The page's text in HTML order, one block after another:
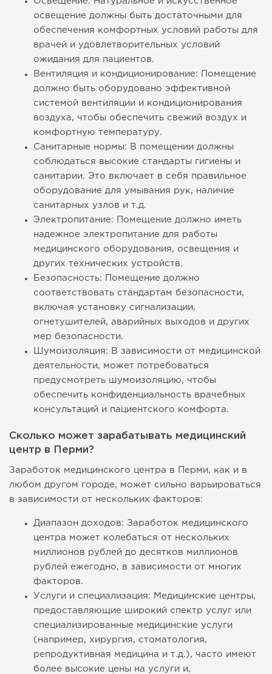
освещение должны быть достаточными для
обеспечения комфортных условий работы для
врачей и удовлетворительных условий
ожидания для пациентов.
Вентиляция и кондиционирование: Помещение
должно быть оборудовано эффективной
системой вентиляции и кондиционирования
воздуха, чтобы обеспечить свежий воздух и
комфортную температуру.
Санитарные нормы: В помещении должны
соблюдаться высокие стандарты гигиены и
санитарии. Это включает в себя правильное
оборудование для умывания рук, наличие
санитарных узлов и т.д.
Электропитание: Помещение должно иметь
надежное электропитание для работы
медицинского оборудования, освещения и
других технических устройств.
Безопасность: Помещение должно
соответствовать стандартам безопасности,
включая установку сигнализации,
огнетушителей, аварийных выходов и других
мер безопасности.
Шумоизоляция: В зависимости от медицинской
деятельности, может потребоваться
предусмотреть шумоизоляцию, чтобы
обеспечить конфиденциальность врачебных
консультаций и пациентского комфорта.
Сколько может зарабатывать медицинский
центр в Перми?
Заработок медицинского центра в Перми, как и в
любом другом городе, может сильно варьироваться
в зависимости от нескольких факторов:
Диапазон доходов: Заработок медицинского
центра может колебаться от нескольких
миллионов рублей до десятков миллионов
рублей ежегодно, в зависимости от многих
факторов.
Услуги и специализация: Медицинские центры,
предоставляющие широкий спектр услуг или
специализированные медицинские услуги
(например, хирургия, стоматология,
репродуктивная медицина и т.д.), часто имеют
более высокие цены на услуги и,